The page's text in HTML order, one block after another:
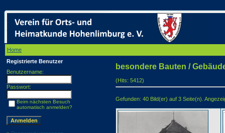
Home
Registrierte Benutzer
Benutzername:
Passwort:
Beim nächsten Besuch
automatisch anmelden?
besondere Bauten /
(Hits: 5412)
Gefunden: 40 Bild(er) auf 3 Seite(n).